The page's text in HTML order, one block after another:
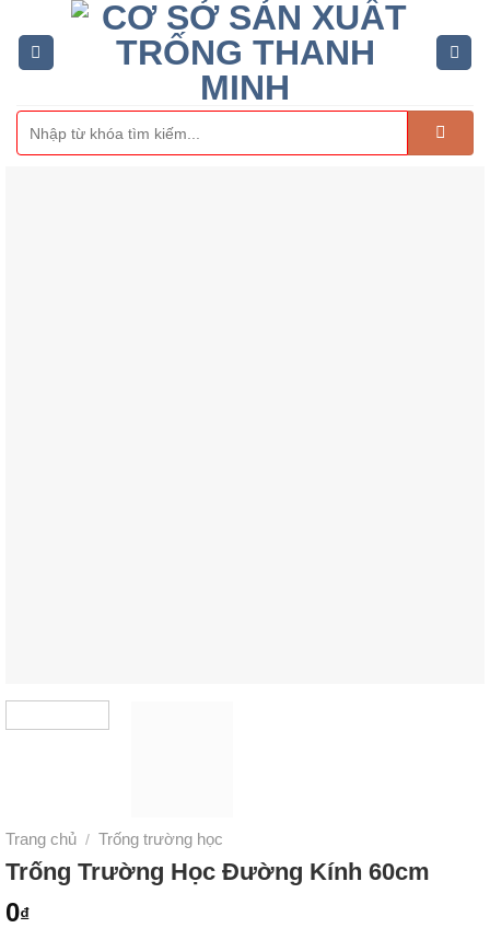
content
Tìm
kiếm:
Trang chủ / Trống trường học
Trống Trường Học Đường Kính 60cm
0₫